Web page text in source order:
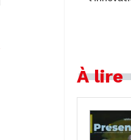
À lire